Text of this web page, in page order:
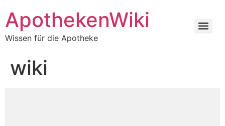
ApothekenWiki
Wissen für die Apotheke
wiki